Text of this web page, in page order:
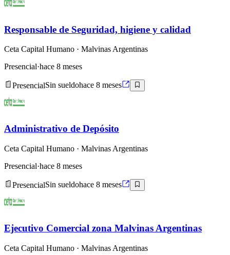
Responsable de Seguridad, higiene y calidad
Ceta Capital Humano · Malvinas Argentinas
Presencial·hace 8 meses
PresencialSin sueldohace 8 meses
Administrativo de Depósito
Ceta Capital Humano · Malvinas Argentinas
Presencial·hace 8 meses
PresencialSin sueldohace 8 meses
Ejecutivo Comercial zona Malvinas Argentinas
Ceta Capital Humano · Malvinas Argentinas